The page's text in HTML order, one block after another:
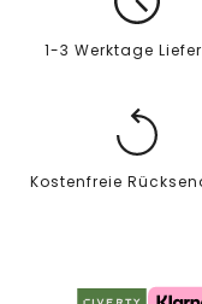
1-3 Werktage
Kostenfreie